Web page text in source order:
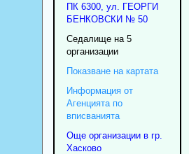
ПК 6300, ул. ГЕОРГИ
БЕНКОВСКИ № 50
Седалище на 5
организации
Показване на картата
Информация от
Агенцията по
вписванията
Още организации в гр.
Хасково